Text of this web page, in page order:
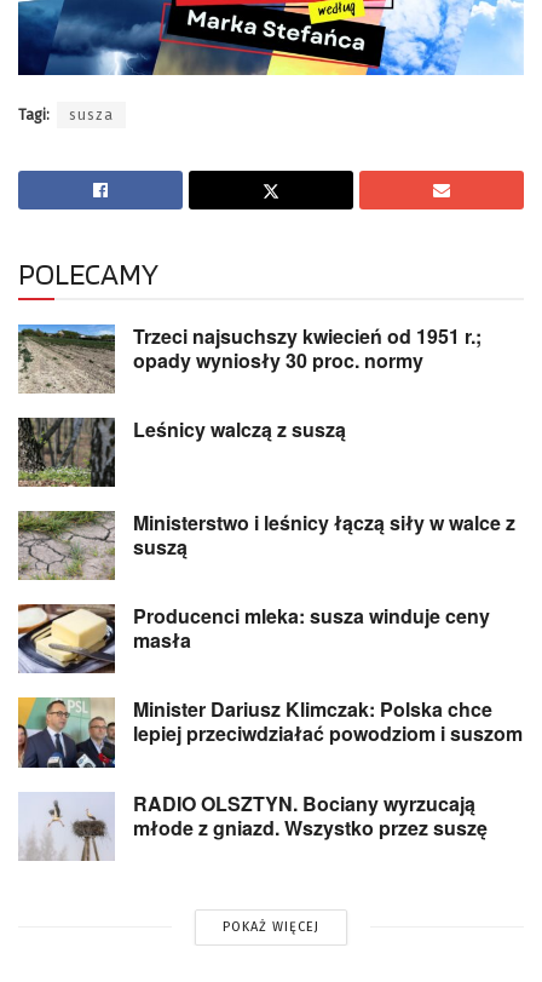
Tagi: susza
POLECAMY
Trzeci najsuchszy kwiecień od 1951 r.;
opady wyniosły 30 proc. normy
Leśnicy walczą z suszą
Ministerstwo i leśnicy łączą siły w walce z
suszą
Producenci mleka: susza winduje ceny
masła
Minister Dariusz Klimczak: Polska chce
lepiej przeciwdziałać powodziom i suszom
RADIO OLSZTYN. Bociany wyrzucają
młode z gniazd. Wszystko przez suszę
POKAŻ WIĘCEJ